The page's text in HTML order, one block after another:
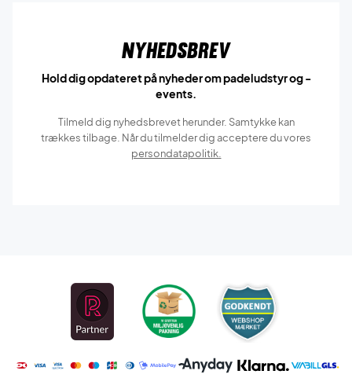
Nyhedsbrev
Hold dig opdateret på nyheder om padeludstyr og -
events.
Tilmeld dig nyhedsbrevet herunder. Samtykke kan
trækkes tilbage. Når du tilmelder dig acceptere du vores
persondatapolitik.